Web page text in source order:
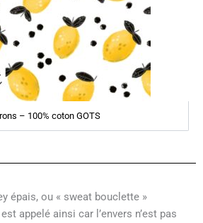
– 100% coton GOTS
épais, ou « sweat bouclette »
appelé ainsi car l’envers n’est pas